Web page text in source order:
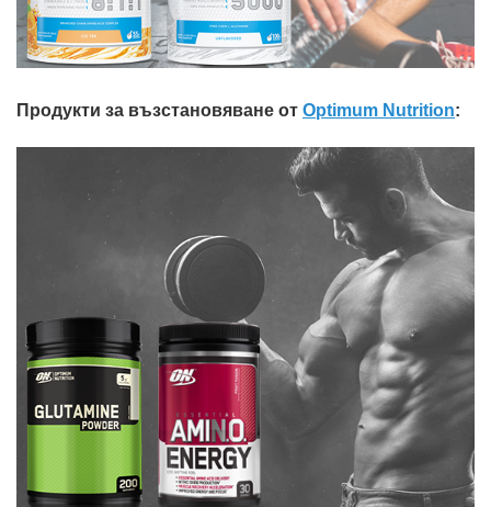
Продукти за възстановяване от Optimum Nutrition: